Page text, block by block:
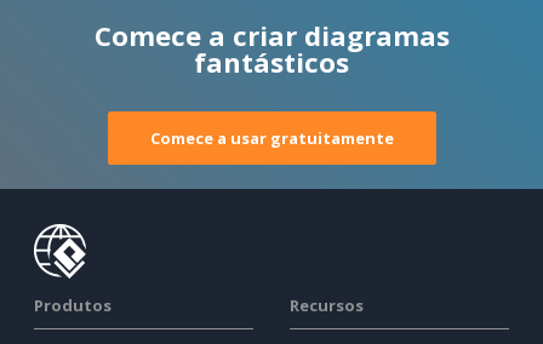
Comece a criar diagramas
fantásticos
Comece a usar gratuitamente
Produtos Recursos